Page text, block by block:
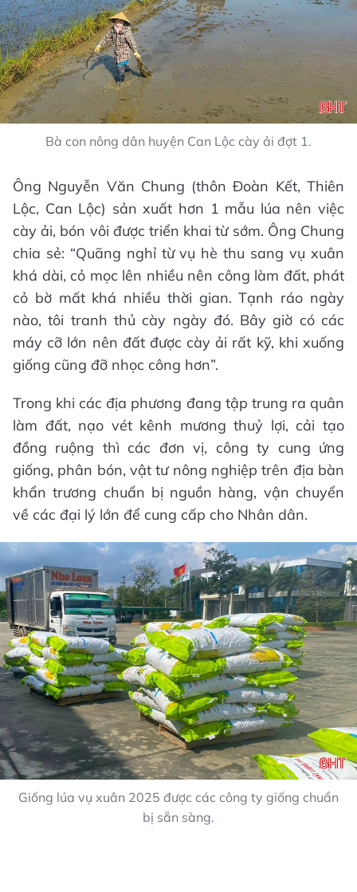
Bà con nông dân huyện Can Lộc cày ải đợt 1.
Ông Nguyễn Văn Chung (thôn Đoàn Kết, Thiên
Lộc, Can Lộc) sản xuất hơn 1 mẫu lúa nên việc
cày ải, bón vôi được triển khai từ sớm. Ông Chung
chia sẻ: “Quãng nghỉ từ vụ hè thu sang vụ xuân
khá dài, cỏ mọc lên nhiều nên công làm đất, phát
cỏ bờ mất khá nhiều thời gian. Tạnh ráo ngày
nào, tôi tranh thủ cày ngày đó. Bây giờ có các
máy cỡ lớn nên đất được cày ải rất kỹ, khi xuống
giống cũng đỡ nhọc công hơn”.
Trong khi các địa phương đang tập trung ra quân
làm đất, nạo vét kênh mương thuỷ lợi, cải tạo
đồng ruộng thì các đơn vị, công ty cung ứng
giống, phân bón, vật tư nông nghiệp trên địa bàn
khẩn trương chuẩn bị nguồn hàng, vận chuyển
về các đại lý lớn để cung cấp cho Nhân dân.
Giống lúa vụ xuân 2025 được các công ty giống chuẩn
bị sẵn sàng.